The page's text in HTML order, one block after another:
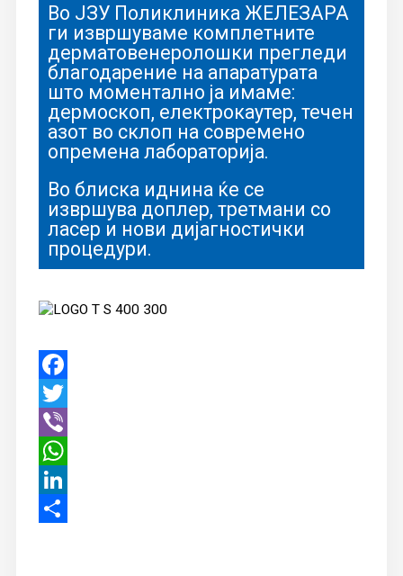
Во ЈЗУ Поликлиника ЖЕЛЕЗАРА
ги извршуваме комплетните
дерматовенеролошки прегледи
благодарение на апаратурата
што моментално ја имаме:
дермоскоп, електрокаутер, течен
азот во склоп на современо
опремена лабораторија.
Во блиска иднина ќе се
извршува доплер, третмани со
ласер и нови дијагностички
процедури.
Facebook
Twitter
Viber
WhatsApp
LinkedIn